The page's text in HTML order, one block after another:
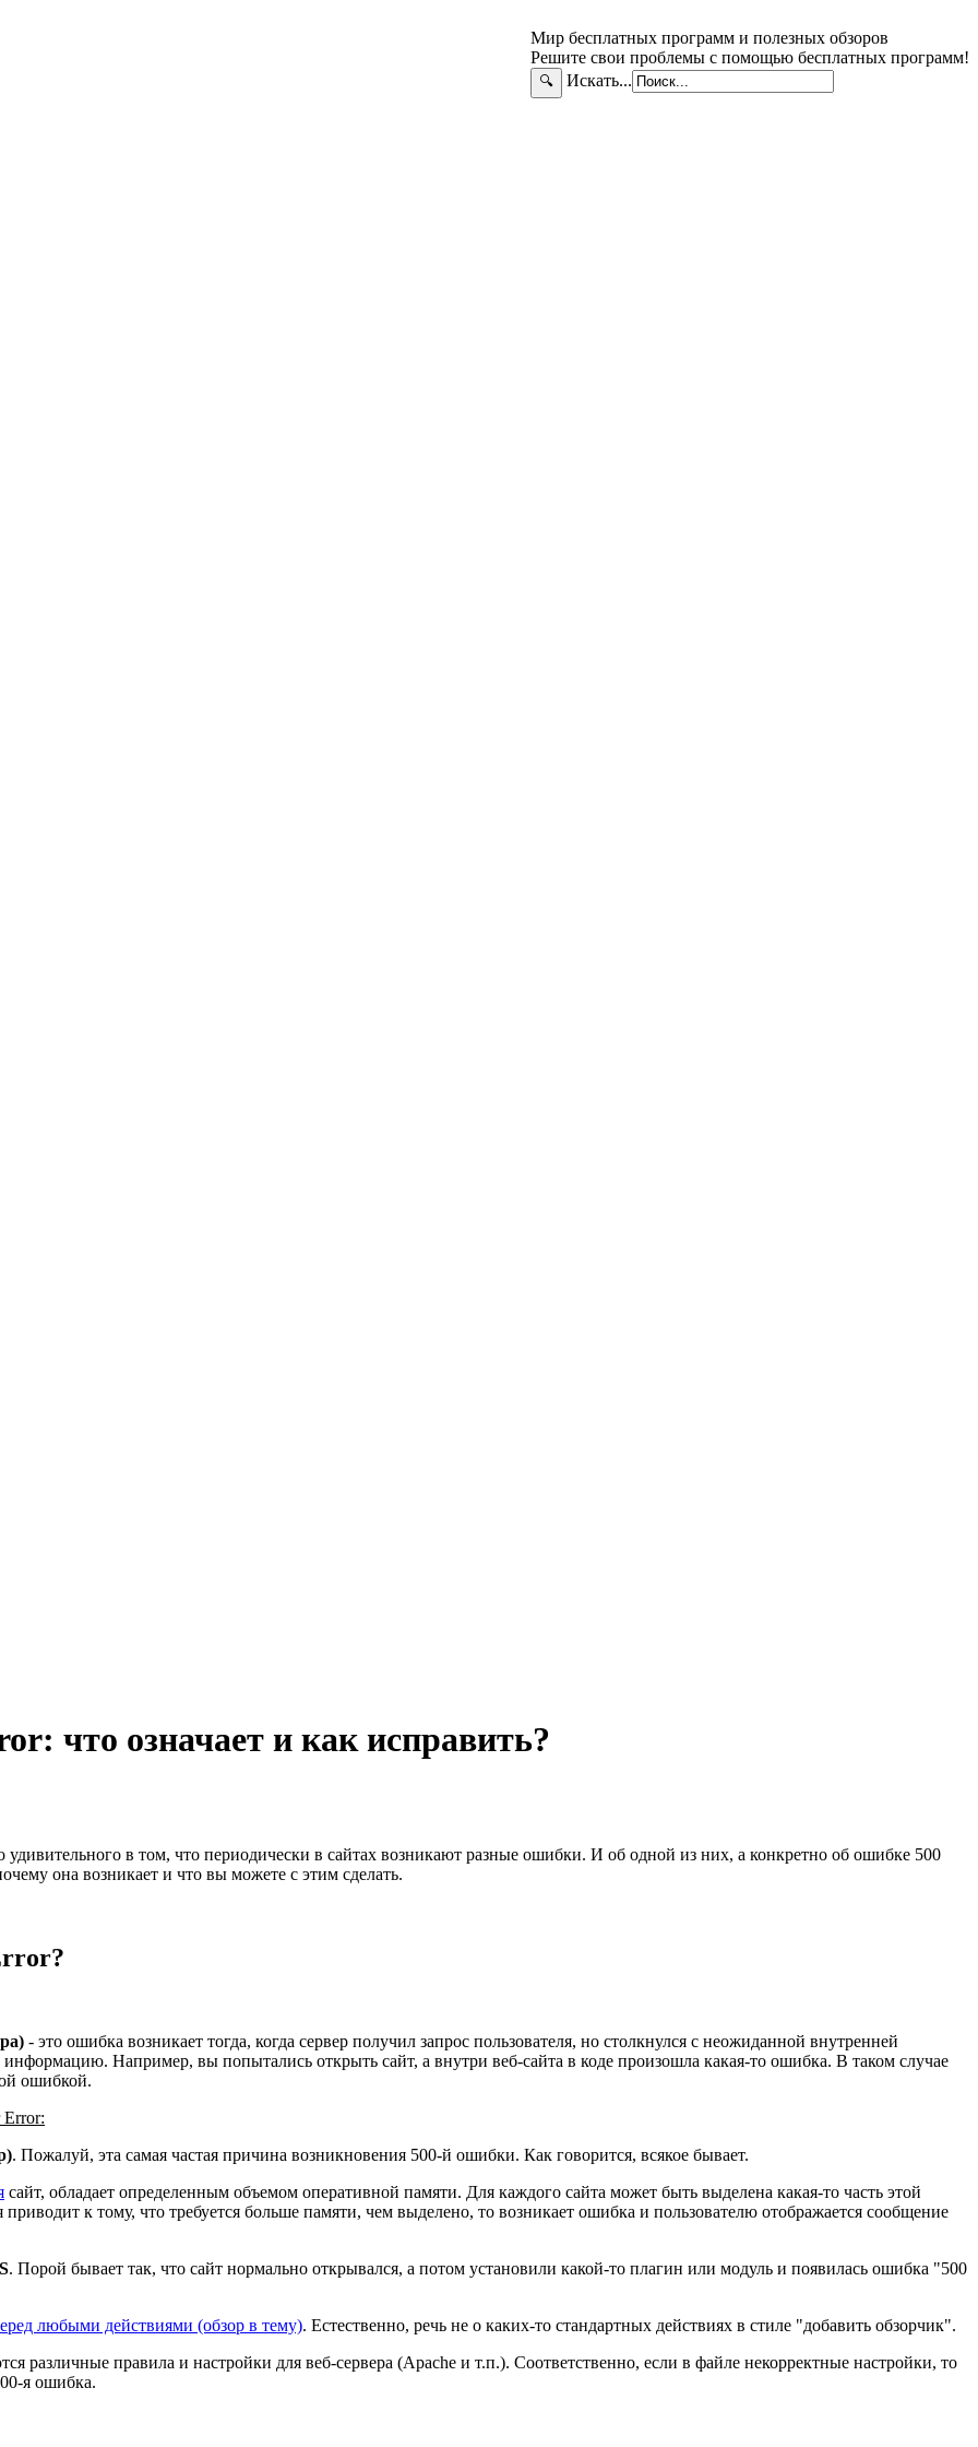
Мир бесплатных программ и полезных обзоров
Решите свои проблемы с помощью бесплатных программ!
🔍 Искать...
что означает и как исправить?
в том, что периодически в сайтах возникают разные ошибки. И об одной из них, а конкретно об ошибке 500
она возникает и что вы можете с этим сделать.
- это ошибка возникает тогда, когда сервер получил запрос пользователя, но столкнулся с неожиданной внутренней
Например, вы попытались открыть сайт, а внутри веб-сайта в коде произошла какая-то ошибка. В таком случае
ошибкой.
. Пожалуй, эта самая частая причина возникновения 500-й ошибки. Как говорится, всякое бывает.
сайт, обладает определенным объемом оперативной памяти. Для каждого сайта может быть выделена какая-то часть этой
к тому, что требуется больше памяти, чем выделено, то возникает ошибка и пользователю отображается сообщение
. Порой бывает так, что сайт нормально открывался, а потом установили какой-то плагин или модуль и появилась ошибка "500
любыми действиями (обзор в тему). Естественно, речь не о каких-то стандартных действиях в стиле "добавить обзорчик".
различные правила и настройки для веб-сервера (Apache и т.п.). Соответственно, если в файле некорректные настройки, то
я ошибка.